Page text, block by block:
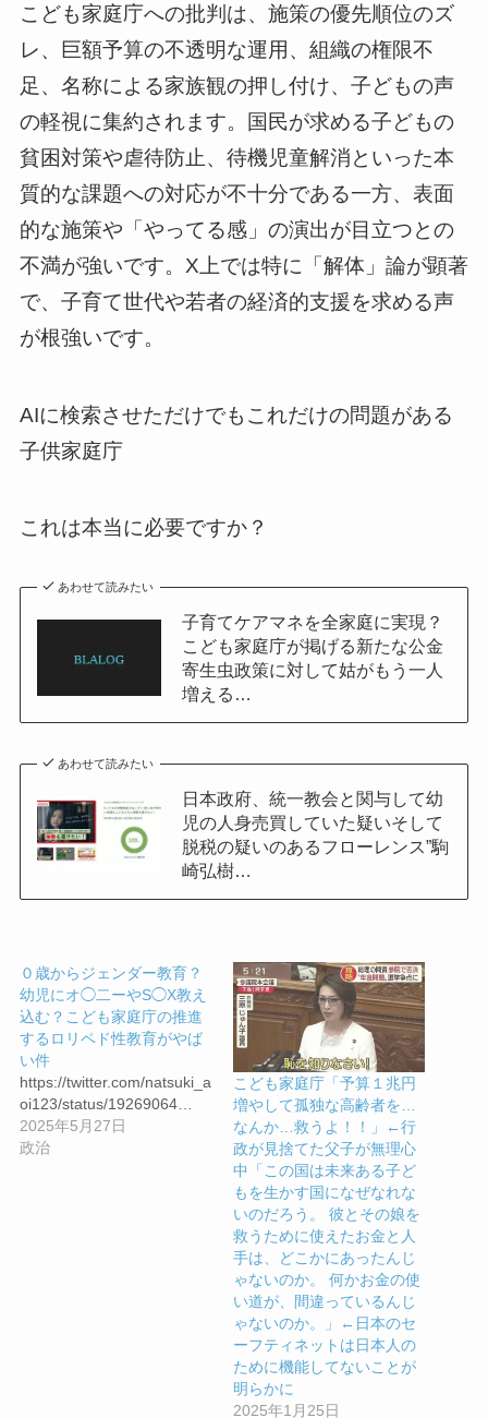
こども家庭庁への批判は、施策の優先順位のズ
レ、巨額予算の不透明な運用、組織の権限不
足、名称による家族観の押し付け、子どもの声
の軽視に集約されます。国民が求める子どもの
貧困対策や虐待防止、待機児童解消といった本
質的な課題への対応が不十分である一方、表面
的な施策や「やってる感」の演出が目立つとの
不満が強いです。X上では特に「解体」論が顕著
で、子育て世代や若者の経済的支援を求める声
が根強いです。
AIに検索させただけでもこれだけの問題がある
子供家庭庁
これは本当に必要ですか？
あわせて読みたい
子育てケアマネを全家庭に実現？
こども家庭庁が掲げる新たな公金
寄生虫政策に対して姑がもう一人
増える…
あわせて読みたい
日本政府、統一教会と関与して幼
児の人身売買していた疑いそして
脱税の疑いのあるフローレンス”駒
崎弘樹…
０歳からジェンダー教育？
幼児にオ◯二ーやS◯X教え
込む？こども家庭庁の推進
するロリペド性教育がやば
い件
https://twitter.com/natsuki_a
oi123/status/19269064…
2025年5月27日
政治
こども家庭庁「予算１兆円
増やして孤独な高齢者を…
なんか…救うよ！！」←行
政が見捨てた父子が無理心
中「この国は未来ある子ど
もを生かす国になぜなれな
いのだろう。 彼とその娘を
救うために使えたお金と人
手は、どこかにあったんじ
ゃないのか。 何かお金の使
い道が、間違っているんじ
ゃないのか。」←日本のセ
ーフティネットは日本人の
ために機能してないことが
明らかに
2025年1月25日